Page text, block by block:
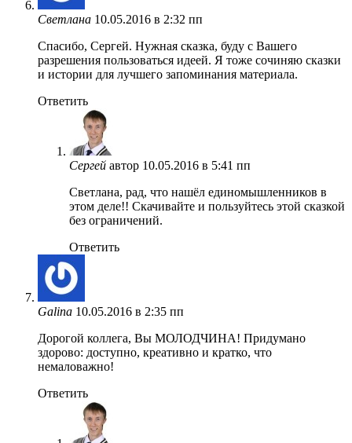
Светлана 10.05.2016 в 2:32 пп
Спасибо, Сергей. Нужная сказка, буду с Вашего
разрешения пользоваться идеей. Я тоже сочиняю сказки
и истории для лучшего запоминания материала.
Ответить
Сергей автор 10.05.2016 в 5:41 пп
Светлана, рад, что нашёл единомышленников в
этом деле!! Скачивайте и пользуйтесь этой сказкой
без ограничений.
Ответить
Galina 10.05.2016 в 2:35 пп
Дорогой коллега, Вы МОЛОДЧИНА! Придумано
здорово: доступно, креативно и кратко, что
немаловажно!
Ответить